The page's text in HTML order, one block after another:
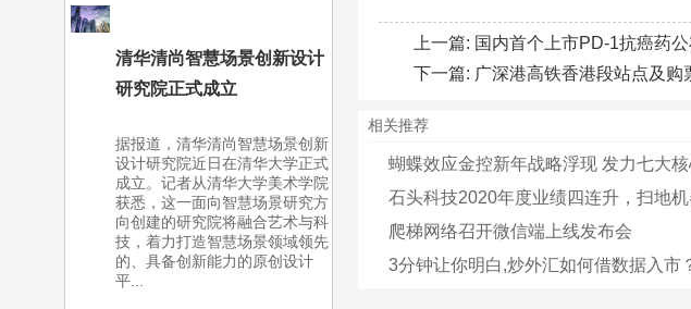
清华清尚智慧场景创新设计
研究院正式成立
据报道，清华清尚智慧场景创新
设计研究院近日在清华大学正式
成立。记者从清华大学美术学院
获悉，这一面向智慧场景研究方
向创建的研究院将融合艺术与科
技，着力打造智慧场景领域领先
的、具备创新能力的原创设计
平...
上一篇: 国内首个上市PD-1抗癌药
下一篇: 广深港高铁香港段站点及购
相关推荐
蝴蝶效应金控新年战略浮现 发力七大
石头科技2020年度业绩四连升，扫地
爬梯网络召开微信端上线发布会
3分钟让你明白,炒外汇如何借数据入市